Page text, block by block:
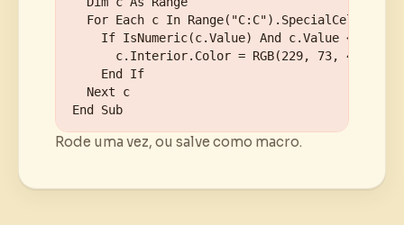
For Each c In
    If IsNumeric(c.Value) And c.Value < 0 Then
      c.Interior.Color = RGB(229, 73, 45)
    End If
  Next c
End Sub
Rode uma vez, ou salve como macro.